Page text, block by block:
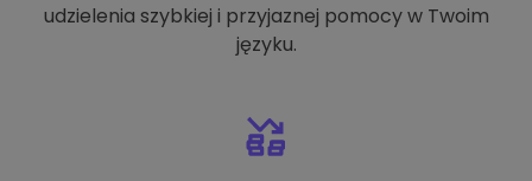
udzielenia szybkiej i przyjaznej pomocy w Twoim
języku.